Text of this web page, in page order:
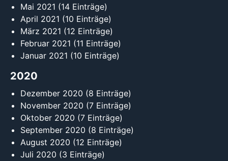
Mai 2021 (14 Einträge)
April 2021 (10 Einträge)
März 2021 (12 Einträge)
Februar 2021 (11 Einträge)
Januar 2021 (10 Einträge)
2020
Dezember 2020 (8 Einträge)
November 2020 (7 Einträge)
Oktober 2020 (7 Einträge)
September 2020 (8 Einträge)
August 2020 (12 Einträge)
Juli 2020 (3 Einträge)